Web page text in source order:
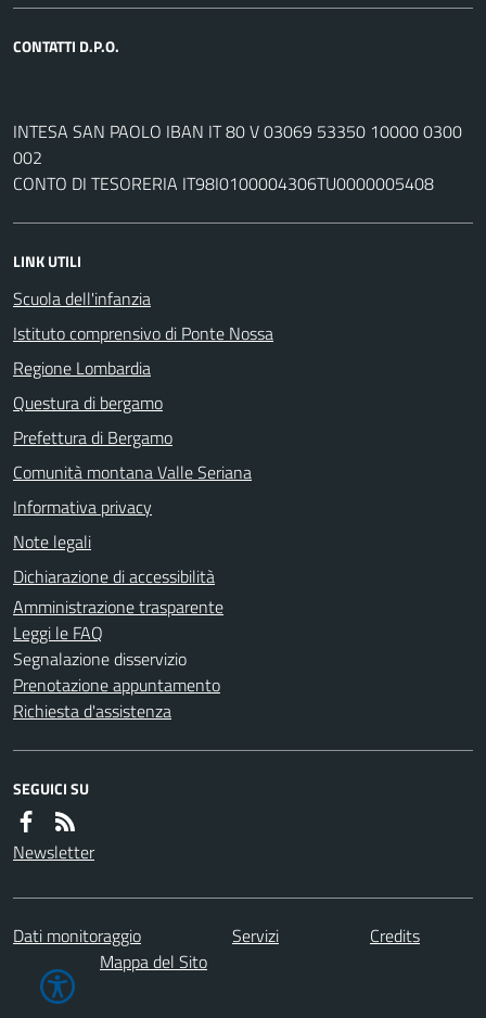
CONTATTI D.P.O.
INTESA SAN PAOLO IBAN IT 80 V 03069 53350 10000 0300
002
CONTO DI TESORERIA IT98I0100004306TU0000005408
LINK UTILI
Scuola dell'infanzia
Istituto comprensivo di Ponte Nossa
Regione Lombardia
Questura di bergamo
Prefettura di Bergamo
Comunità montana Valle Seriana
Informativa privacy
Note legali
Dichiarazione di accessibilità
Amministrazione trasparente
Leggi le FAQ
Segnalazione disservizio
Prenotazione appuntamento
Richiesta d'assistenza
SEGUICI SU
Newsletter
Dati monitoraggio Servizi
Credits
Mappa del Sito